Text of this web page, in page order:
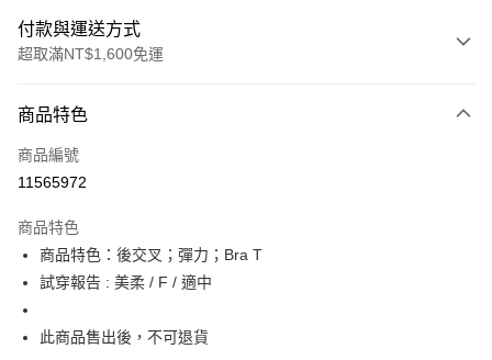
付款與運送方式
超取滿NT$1,600免運
信用卡一次付款
超商取貨付款
Apple Pay
街口支付
Google Pay
商品特色
商品編號
11565972
商品特色
商品特色：後交叉；彈力；Bra T
試穿報告 : 美柔 / F / 適中
此商品售出後，不可退貨